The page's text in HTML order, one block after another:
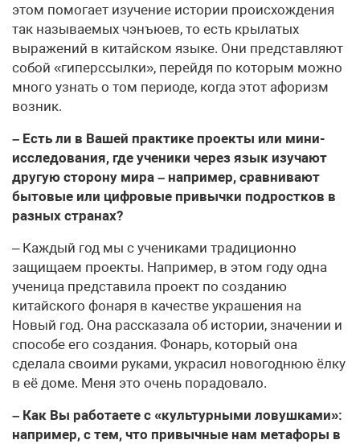
этом помогает изучение истории происхождения
так называемых чэнъюев, то есть крылатых
выражений в китайском языке. Они представляют
собой «гиперссылки», перейдя по которым можно
много узнать о том периоде, когда этот афоризм
возник.
– Есть ли в Вашей практике проекты или мини-
исследования, где ученики через язык изучают
другую сторону мира – например, сравнивают
бытовые или цифровые привычки подростков в
разных странах?
– Каждый год мы с учениками традиционно
защищаем проекты. Например, в этом году одна
ученица представила проект по созданию
китайского фонаря в качестве украшения на
Новый год. Она рассказала об истории, значении и
способе его создания. Фонарь, который она
сделала своими руками, украсил новогоднюю ёлку
в её доме. Меня это очень порадовало.
– Как Вы работаете с «культурными ловушками»:
например, с тем, что привычные нам метафоры в